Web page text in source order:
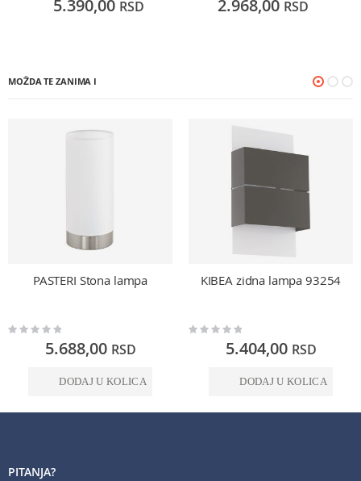
5.390,00 RSD 2.968,00 RSD
MOŽDA TE ZANIMA I
PASTERI Stona lampa
Rating:
5.688,00 RSD
DODAJ U KOLICA
KIBEA zidna lampa 93254
Rating:
5.404,00 RSD
DODAJ U KOLICA
PITANJA?